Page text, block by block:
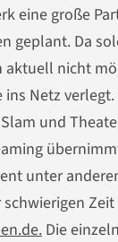
eine große
geplant. Da
aktuell nicht
Netz
und
unter
Die